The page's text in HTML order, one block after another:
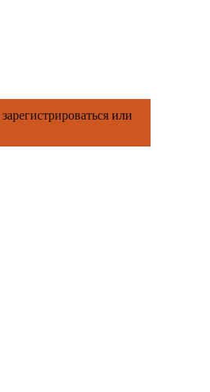
зарегистрироваться или